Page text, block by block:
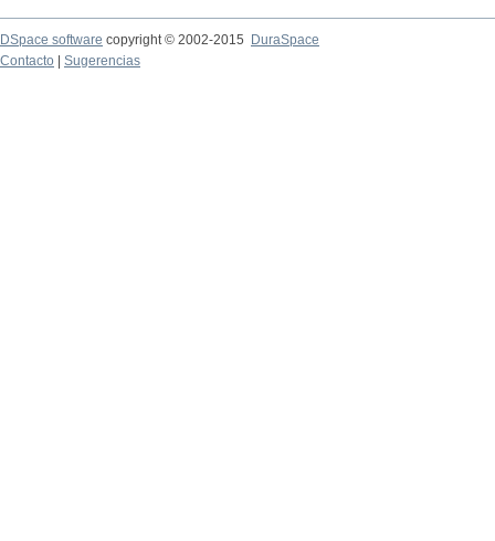
DSpace software copyright © 2002-2015
DuraSpace
Contacto
Sugerencias